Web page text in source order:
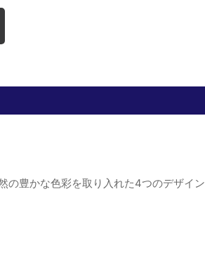
の豊かな色彩を取り入れた4つのデザイン